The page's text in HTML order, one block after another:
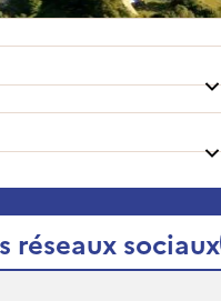
réseaux sociaux